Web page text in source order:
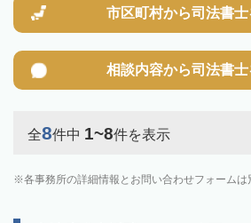
市区町村から司法書
相談内容から司法書
全8件中 1~8件を表示
各事務所の詳細情報とお問い合わせフォーム